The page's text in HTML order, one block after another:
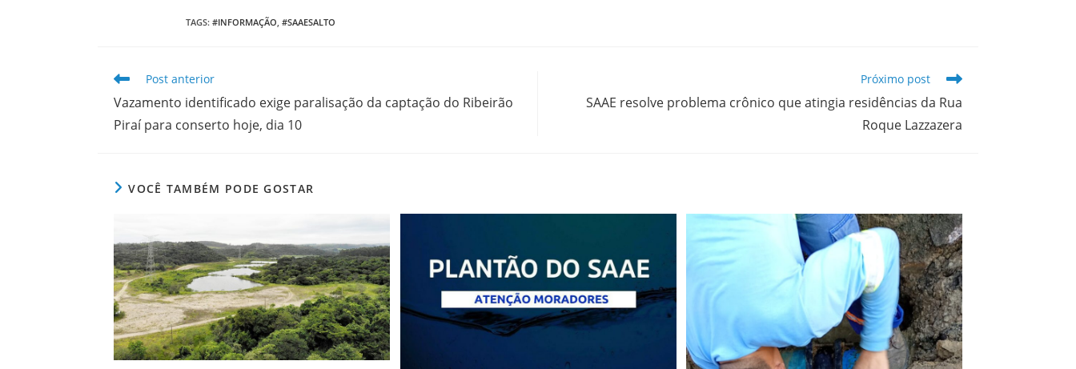
TAGS: #INFORMAÇÃO, #SAAESALTO
Leia
artigos
Post anterior
Vazamento identificado exige paralisação da captação do Ribeirão
Piraí para conserto hoje, dia 10
Próximo post
SAAE resolve problema crônico que atingia residências da Rua
Roque Lazzazera
VOCÊ TAMBÉM PODE GOSTAR